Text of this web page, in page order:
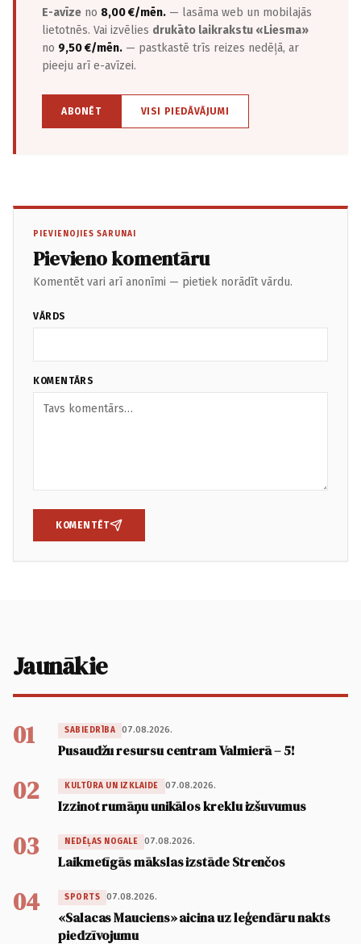
E-avīze no 8,00 €/mēn. — lasāma web un mobilajās
lietotnēs. Vai izvēlies drukāto laikrakstu «Liesma»
no 9,50 €/mēn. — pastkastē trīs reizes nedēļā, ar
pieeju arī e-avīzei.
ABONĒT VISI PIEDĀVĀJUMI
PIEVIENOJIES SARUNAI
Pievieno komentāru
Komentēt vari arī anonīmi — pietiek norādīt vārdu.
VĀRDS
KOMENTĀRS
KOMENTĒT
Jaunākie
01 SABIEDRĪBA 07.08.2026.
Pusaudžu resursu centram Valmierā – 5!
02 KULTŪRA UN IZKLAIDE 07.08.2026.
Izzinot rumāņu unikālos kreklu izšuvumus
03 NEDĒĻAS NOGALE 07.08.2026.
Laikmetīgās mākslas izstāde Strenčos
04 SPORTS 07.08.2026.
«Salacas Mauciens» aicina uz leģendāru nakts
piedzīvojumu